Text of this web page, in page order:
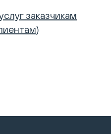
заказчикам